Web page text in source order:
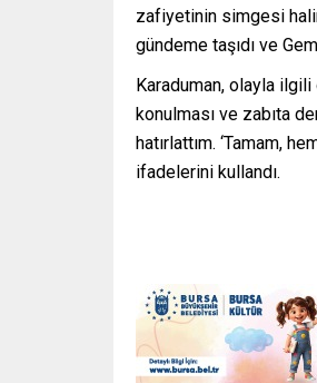
zafiyetinin simgesi
gündeme taşıdı ve
Karaduman, olayla
konulması ve zabıta
hatırlattım. ‘Tamam,
ifadelerini kullandı.